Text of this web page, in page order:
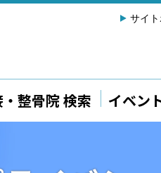
サイ
整骨院 検索 イベン